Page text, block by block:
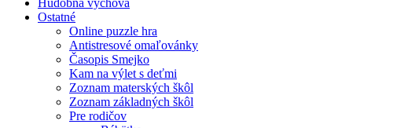
Hudobná výchova
Ostatné
Online puzzle hra
Antistresové omaľovánky
Časopis Smejko
Kam na výlet s deťmi
Zoznam materských škôl
Zoznam základných škôl
Pre rodičov